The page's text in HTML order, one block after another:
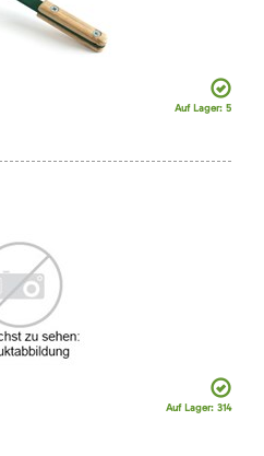
Auf Lager: 5
Auf Lager: 314